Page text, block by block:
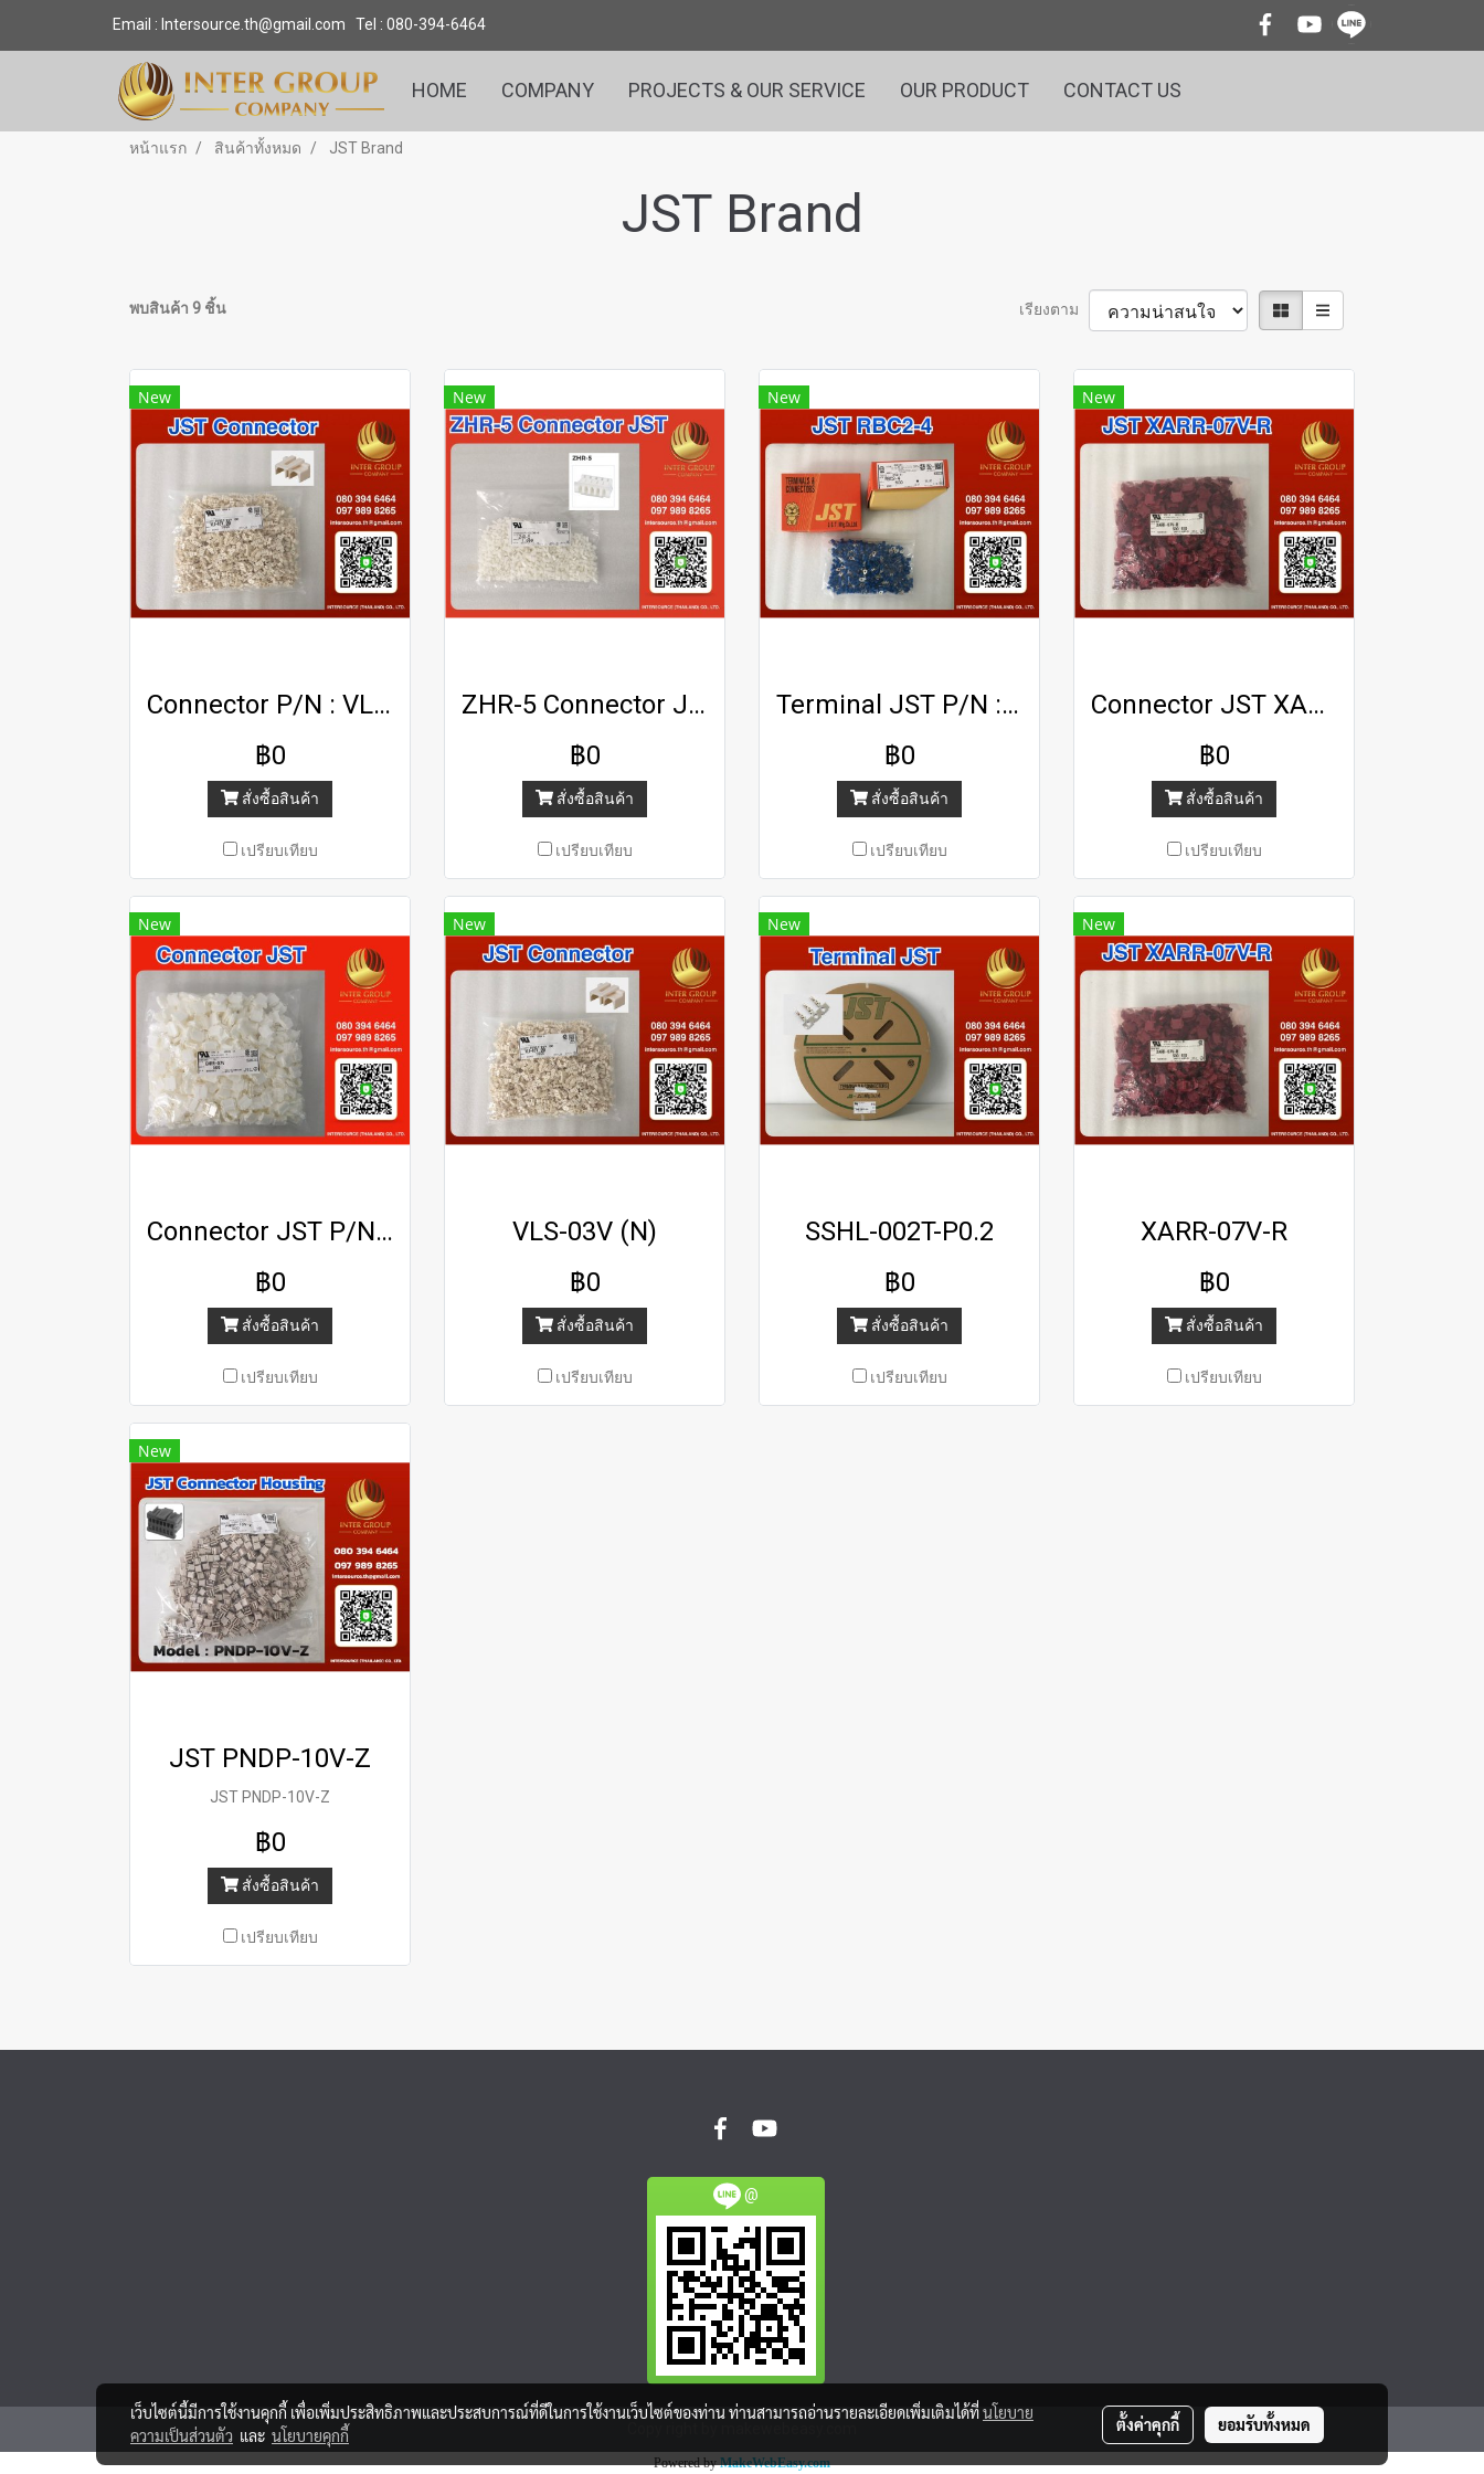
Email : Intersource.th@gmail.com Tel : 080-394-6464
HOME COMPANY PROJECTS & OUR SERVICE OUR PRODUCT CONTACT US
หน้าแรก สินค้าทั้งหมด JST Brand
JST Brand
พบสินค้า 9 ชิ้น เรียงตาม
New
Connector P/N : VLS-03V Brand : JST
฿0
สั่งซื้อสินค้า
เปรียบเทียบ
New
ZHR-5 Connector JST
฿0
สั่งซื้อสินค้า
เปรียบเทียบ
New
Terminal JST P/N : RBC2-4
฿0
สั่งซื้อสินค้า
เปรียบเทียบ
New
Connector JST XARR-07V-R
฿0
สั่งซื้อสินค้า
เปรียบเทียบ
New
Connector JST P/N : XARR-07V
฿0
สั่งซื้อสินค้า
เปรียบเทียบ
New
VLS-03V (N)
฿0
สั่งซื้อสินค้า
เปรียบเทียบ
New
SSHL-002T-P0.2
฿0
สั่งซื้อสินค้า
เปรียบเทียบ
New
XARR-07V-R
฿0
สั่งซื้อสินค้า
เปรียบเทียบ
New
JST PNDP-10V-Z
JST PNDP-10V-Z
฿0
สั่งซื้อสินค้า
เปรียบเทียบ
@
Powered byMakeWebEasy.com
เว็บไซต์นี้มีการใช้งานคุกกี้ เพื่อเพิ่มประสิทธิภาพและประสบการณ์ที่ดีในการใช้งานเว็บไซต์ของท่าน ท่านสามารถอ่านรายละเอียดเพิ่มเติมได้ที่นโยบาย
ความเป็นส่วนตัว และ นโยบายคุกกี้
ตั้งค่าคุกกี้ ยอมรับทั้งหมด